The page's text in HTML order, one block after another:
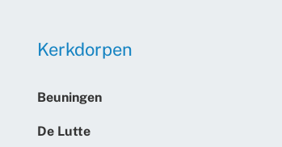
Kerkdorpen
Beuningen
De Lutte